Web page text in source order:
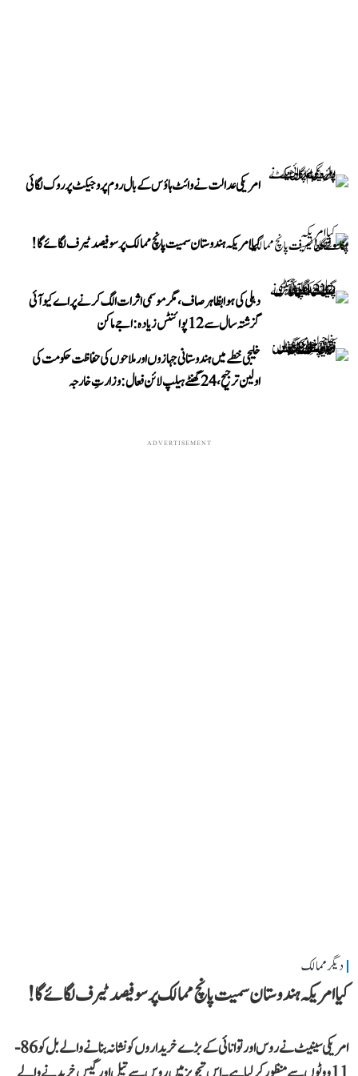
امریکی عدالت نے وائٹ ہاؤس کے بال روم پروجیکٹ پر روک لگائی
کیا امریکہ ہندوستان سمیت پانچ ممالک پر سو فیصد ٹیرف لگائے گا!
دہلی کی ہوا بظاہر صاف، مگر موسمی اثرات الگ کرنے پر اے کیو آئی
گزشتہ سال سے 12 پوائنٹس زیادہ: اجے ماکن
خلیجی خطے میں ہندوستانی جہازوں اور ملاحوں کی حفاظت حکومت کی
اولین ترجیح، 24 گھنٹے ہیلپ لائن فعال: وزارتِ خارجہ
ADVERTISEMENT
دیگر ممالک
کیا امریکہ ہندوستان سمیت پانچ ممالک پر سو فیصد ٹیرف لگائے گا!
امریکی سینیٹ نے روس اور توانائی کے بڑے خریداروں کو نشانہ بنانے والے بل کو 86-